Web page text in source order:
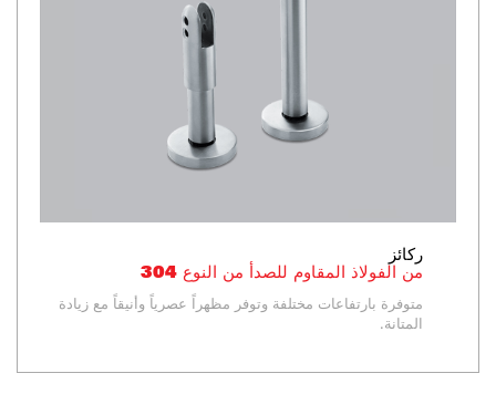
ركائز
من الفولاذ المقاوم للصدأ من النوع 304
متوفرة بارتفاعات مختلفة وتوفر مظهراً عصرياً وأنيقاً مع زيادة
المتانة.